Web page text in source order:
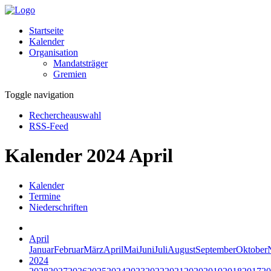
Startseite
Kalender
Organisation
Mandatsträger
Gremien
Toggle navigation
Rechercheauswahl
RSS-Feed
Kalender 2024 April
Kalender
Termine
Niederschriften
April
JanuarFebruarMärzAprilMaiJuniJuliAugustSeptemberOktober
2024